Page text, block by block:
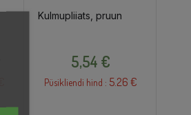
Kulmupliiats, pruun
5,54 €
Püsikliendi hind : 5.26 €